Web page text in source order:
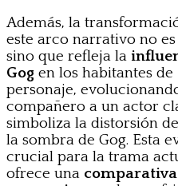
Además, la
este arco narrativo no
sino que refleja la
Gog en los habitantes de
personaje,
compañero a un actor
simboliza la distorsión
la sombra de Gog. Esta
crucial para la trama
ofrece una